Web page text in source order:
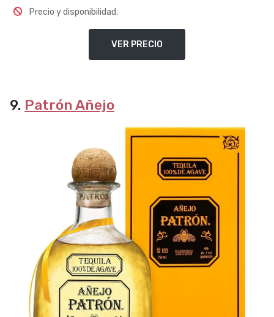
Precio y disponibilidad.
VER PRECIO
9. Patrón Añejo